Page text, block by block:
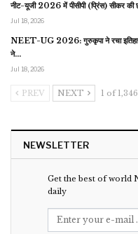
नीट-यूजी 2026 में पीसीपी (प्रिंस) सीकर की
Jul 18, 2026
NEET-UG 2026: गुरुकृपा ने रचा
ने…
Jul 18, 2026
PREV NEXT 1 of 1,346
NEWSLETTER
Get the best of world
daily